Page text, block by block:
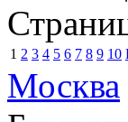
1 2 3 4 5 6 7 8 9 10
Москва